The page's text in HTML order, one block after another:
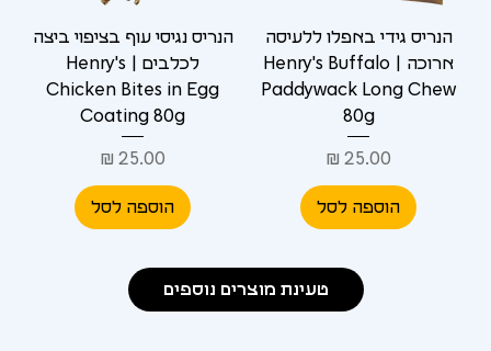
הנריס גידי באפלו ללעיסה
ארוכה | Henry's Buffalo
Paddywack Long Chew
80g
מחיר
הוספה לסל
הנריס נגיסי עוף בציפוי ביצה
לכלבים | Henry's
Chicken Bites in Egg
Coating 80g
מחיר
הוספה לסל
טעינת מוצרים נוספים